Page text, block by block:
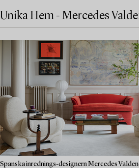
Unika Hem - Mercedes
Spanska inrednings-designern Mercedes